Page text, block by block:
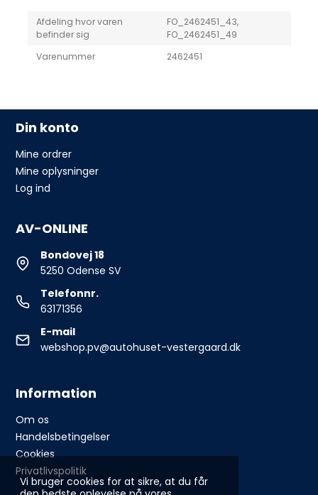
Vi bruger cookies for at sikre, at du får
Afdeling hvor varen
befinder sig
FO_2462451_43,
FO_2462451_49
Varenummer
2462451
Din konto
Mine ordrer
Mine oplysninger
Log ind
AV-ONLINE
Bondovej 18
5250 Odense SV
Telefonnr.
63171356
E-mail
webshop.pv@autohuset-vestergaard.dk
Information
Om os
Handelsbetingelser
Cookies
Privatlivspolitik